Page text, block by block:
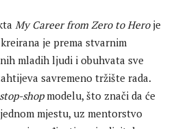
My Career from Zero to Hero je
je prema stvarnim
mladih ljudi i obuhvata sve
savremeno tržište rada.
shopmodelu, što znači da će
mjestu, uz mentorstvo